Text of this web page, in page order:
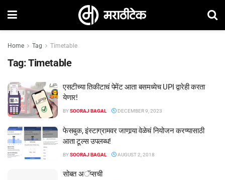
Home Tag Timetable
Tag:Timetable
एसटीच्या तिकीटाचं पेमेंट आता बसमध्येच UPI द्वारेही करता
येणार!
BYSOORAJ BAGAL DECEMBER 9, 2023
फेसबुक, इंस्टाग्रामवर जाणार्‍या वेळेचं नियोजन करण्यासाठी
आता टूल्स उपलब्ध!
BYSOORAJ BAGAL AUGUST 2, 2018
सोबत अॅप्सची